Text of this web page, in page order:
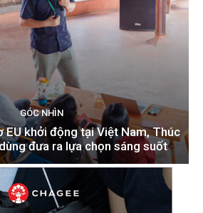
GÓC NHÌN
EU khởi động tại Việt Nam, Thúc
đưa ra lựa chọn sáng suốt